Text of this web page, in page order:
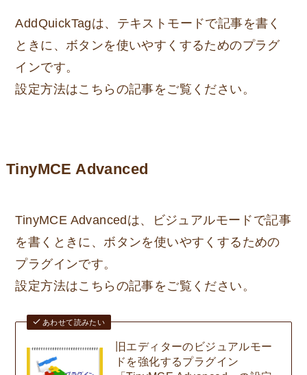
AddQuickTagは、テキストモードで記事を書く
ときに、ボタンを使いやすくするためのプラグ
インです。
設定方法はこちらの記事をご覧ください。
TinyMCE Advanced
TinyMCE Advancedは、ビジュアルモードで記事
を書くときに、ボタンを使いやすくするための
プラグインです。
設定方法はこちらの記事をご覧ください。
あわせて読みたい
旧エディターのビジュアルモー
ドを強化するプラグイン